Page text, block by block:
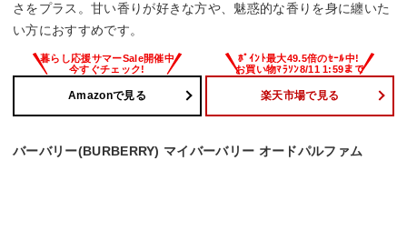
さをプラス。甘い香りが好きな方や、魅惑的な香りを身に纏いた
い方におすすめです。
Amazonで見る 楽天市場で見る
バーバリー(BURBERRY) マイバーバリー オードパルファム